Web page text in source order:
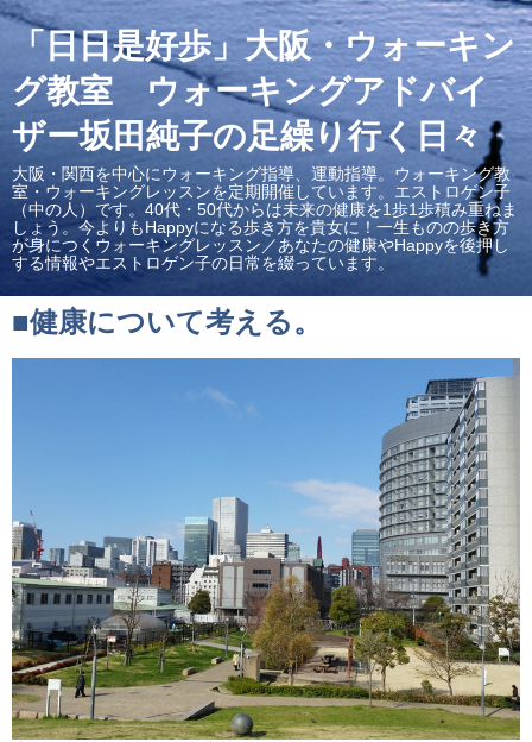
「日日是好歩」大阪・ウォーキン
グ教室 ウォーキングアドバイ
ザー坂田純子の足繰り行く日々
大阪・関西を中心にウォーキング指導、運動指導。ウォーキング教
室・ウォーキングレッスンを定期開催しています。エストロゲン子
（中の人）です。40代・50代からは未来の健康を1歩1歩積み重ねま
しょう。今よりもHappyになる歩き方を貴女に！一生ものの歩き方
が身につくウォーキングレッスン／あなたの健康やHappyを後押し
する情報やエストロゲン子の日常を綴っています。
■健康について考える。